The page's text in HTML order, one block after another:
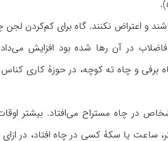
و اعتراض نکنند. گاه برای کم‌کردن لجن
برفی و چاه ته کوچه، در حوزۀ کاری
در چاه مستراح می‌افتاد. بیشتر
یا سکۀ کسی در چاه ‌افتاد، در ازای